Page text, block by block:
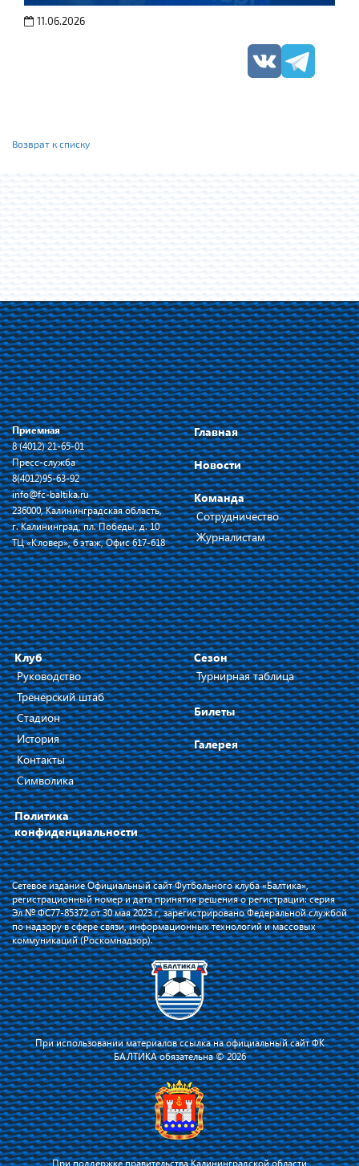
11.06.2026
Возврат к списку
Приемная
8 (4012) 21-65-01
Пресс-служба
8(4012)95-63-92
info@fc-baltika.ru
236000, Калининградская область,
г. Калининград, пл. Победы, д. 10
ТЦ «Кловер», 6 этаж, Офис 617-618
Главная
Новости
Команда
Сотрудничество
Журналистам
Клуб
Руководство
Тренерский штаб
Стадион
История
Контакты
Символика
Политика
конфиденциальности
Сезон
Турнирная таблица
Билеты
Галерея
Сетевое издание Официальный сайт Футбольного клуба «Балтика»,
регистрационный номер и дата принятия решения о регистрации: серия
Эл № ФС77-85372 от 30 мая 2023 г, зарегистрировано Федеральной службой
по надзору в сфере связи, информационных технологий и массовых
коммуникаций (Роскомнадзор).
При использовании материалов ссылка на официальный сайт ФК
БАЛТИКА обязательна © 2026
При поддержке правительства Калининградской области